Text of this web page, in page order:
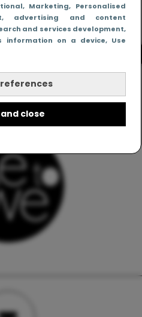
, Marketing, Personalised
advertising and content
and services development,
information on a device, Use
close